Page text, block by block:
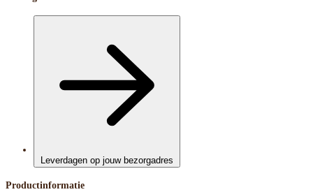
Leverdagen op jouw bezorgadres
Productinformatie